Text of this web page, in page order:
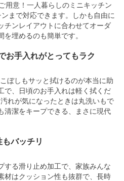
用意！一人暮らしのミニキッチン
まで対応できます。しかも自由に
チンレイアウトに合わせてオーダ
埋めるのも簡単です。
お手入れがとってもラク
ぼしもサッと拭けるのが本当に助
で、日頃のお手入れは軽く拭くだ
れが気になったときは丸洗いもで
清潔をキープできる、まさに現代
バッチリ
する滑り止め加工で、家族みんな
材はクッション性も抜群で、長時